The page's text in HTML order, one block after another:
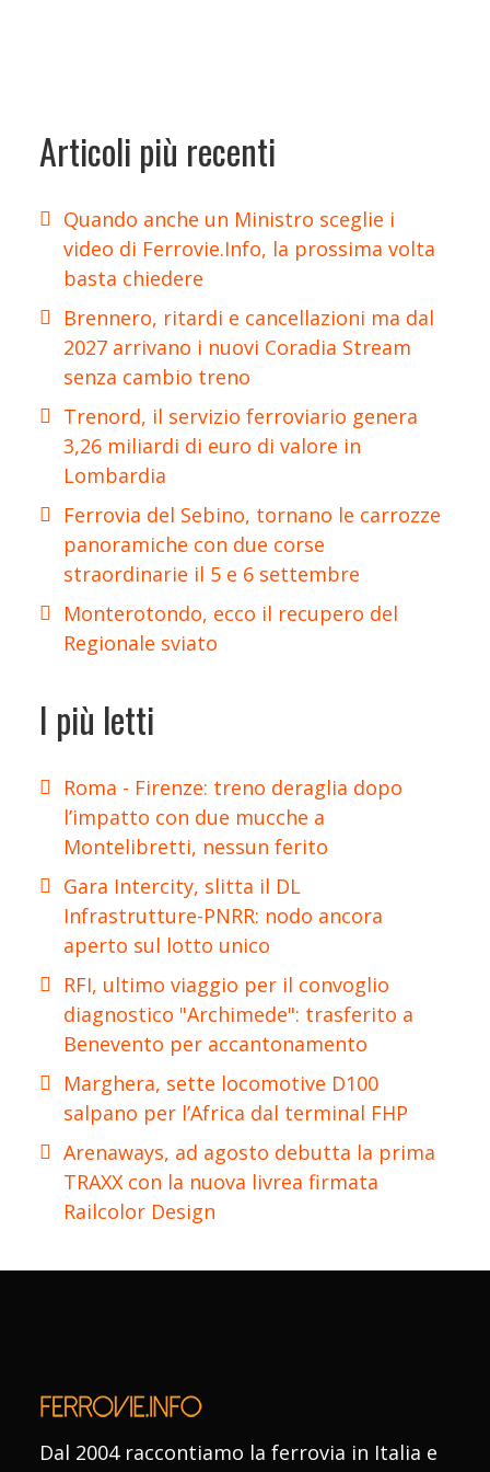
Articoli più recenti
Quando anche un Ministro sceglie i
video di Ferrovie.Info, la prossima volta
basta chiedere
Brennero, ritardi e cancellazioni ma dal
2027 arrivano i nuovi Coradia Stream
senza cambio treno
Trenord, il servizio ferroviario genera
3,26 miliardi di euro di valore in
Lombardia
Ferrovia del Sebino, tornano le carrozze
panoramiche con due corse
straordinarie il 5 e 6 settembre
Monterotondo, ecco il recupero del
Regionale sviato
I più letti
Roma - Firenze: treno deraglia dopo
l’impatto con due mucche a
Montelibretti, nessun ferito
Gara Intercity, slitta il DL
Infrastrutture-PNRR: nodo ancora
aperto sul lotto unico
RFI, ultimo viaggio per il convoglio
diagnostico "Archimede": trasferito a
Benevento per accantonamento
Marghera, sette locomotive D100
salpano per l’Africa dal terminal FHP
Arenaways, ad agosto debutta la prima
TRAXX con la nuova livrea firmata
Railcolor Design
Dal 2004 raccontiamo la ferrovia in Italia e